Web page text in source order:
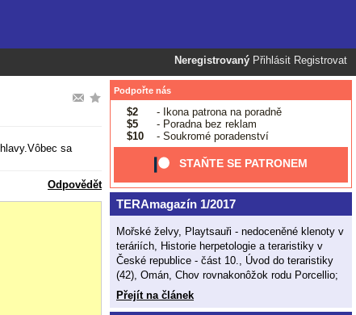
Neregistrovaný Přihlásit Registrovat
sa
Odpovědět
Podpořte nás
$2
- Ikona patrona na poradně
$5
- Poradna bez reklam
$10
- Soukromé poradenství
STAŇTE SE PATRONEM
TERAmagazín 1/2017
Mořské želvy, Playtsauři - nedoceněné klenoty v
teráriích, Historie herpetologie a teraristiky v
České republice - část 10., Úvod do teraristiky
(42), Omán, Chov rovnakonôžok rodu Porcellio;
Přejít na článek